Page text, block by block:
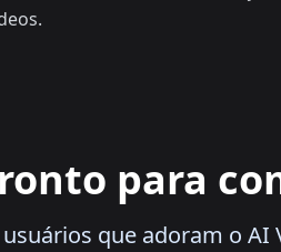
para
que adoram o AI